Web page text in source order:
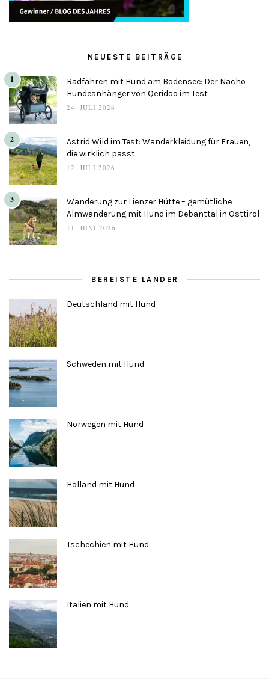
NEUESTE BEITRÄGE
1
Radfahren mit Hund am Bodensee: Der Nacho
Hundeanhänger von Qeridoo im Test
24. JULI 2026
2
Astrid Wild im Test: Wanderkleidung für Frauen,
die wirklich passt
12. JULI 2026
3
Wanderung zur Lienzer Hütte – gemütliche
Almwanderung mit Hund im Debanttal in Osttirol
11. JUNI 2026
BEREISTE LÄNDER
Deutschland mit Hund
Schweden mit Hund
Norwegen mit Hund
Holland mit Hund
Tschechien mit Hund
Italien mit Hund